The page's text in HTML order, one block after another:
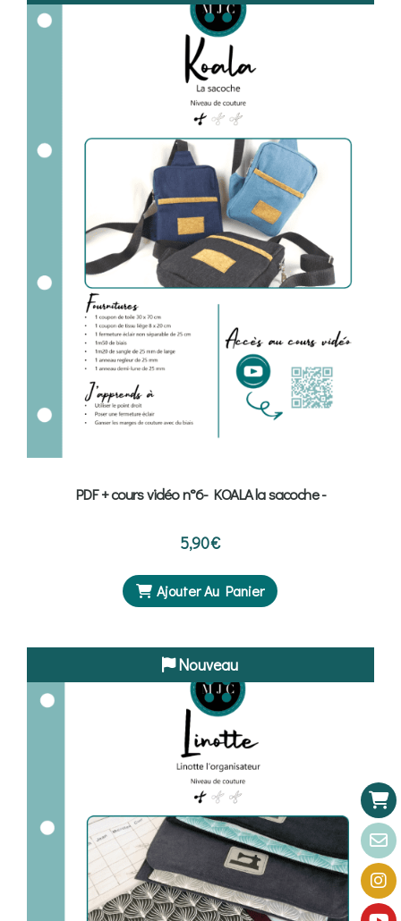
PDF + cours vidéo n°6- KOALA la sacoche -
5,90€
Ajouter Au Panier
Nouveau